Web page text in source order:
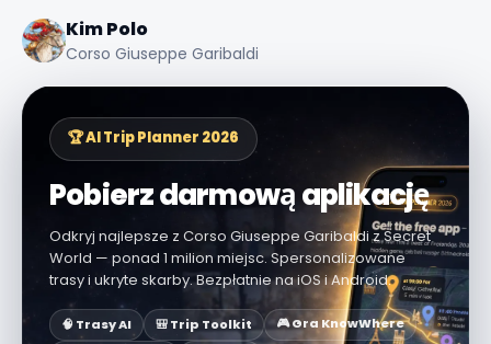
Kim Polo
Corso Giuseppe Garibaldi
🏆 AI Trip Planner 2026
Pobierz darmową aplikację
Odkryj najlepsze z Corso Giuseppe Garibaldi z Secret
World — ponad 1 milion miejsc. Spersonalizowane
trasy i ukryte skarby. Bezpłatnie na iOS i Android.
🧠 Trasy AI 🎒 Trip Toolkit
🎮 Gra KnowWhere